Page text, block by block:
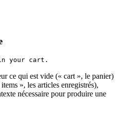
ce qui est vide (« cart », le panier)
», les articles enregistrés),
nécessaire pour produire une